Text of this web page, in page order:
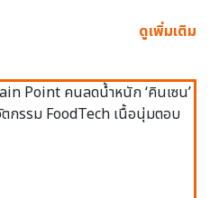
ดูเพิ่มเติม